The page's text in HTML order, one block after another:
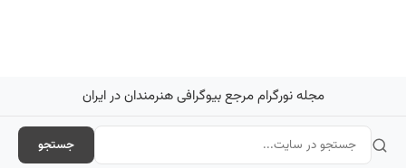
مجله نورگرام مرجع بیوگرافی هنرمندان در ایران
جستجو